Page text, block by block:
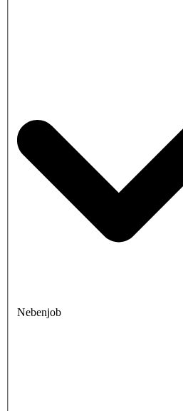
Nebenjob